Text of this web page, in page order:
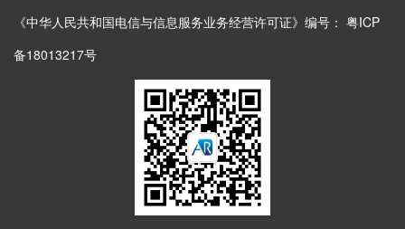
《中华人民共和国电信与信息服务业务经营许可证》编号： 粤ICP
备18013217号